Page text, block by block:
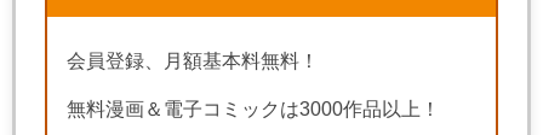
会員登録、月額基本料無料！
無料漫画＆電子コミックは3000作品以上！